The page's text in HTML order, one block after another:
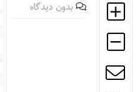
بدون دیدگاه